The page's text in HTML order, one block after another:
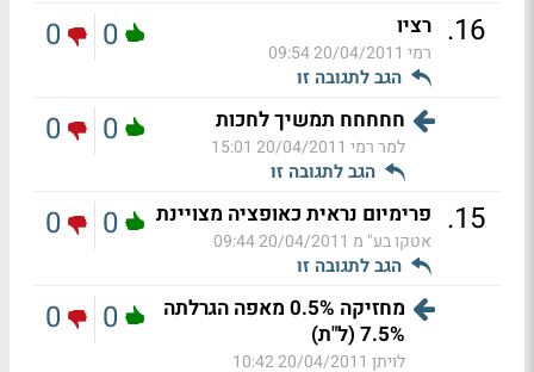
16
. רציו
רמי 20/04/2011 09:54
הגב לתגובה זו
0
0
חחחחח תמשיך לחכות
למר רמי 20/04/2011 15:01
הגב לתגובה זו
0
0
15
. פרימיום נראית כאופציה מצויינת
אטקו בע" מ 20/04/2011 09:44
הגב לתגובה זו
0
0
מחזיקה 0.5% מאפה הגרלתה
7.5% (ל"ת)
לויתן 20/04/2011 10:42
0
0